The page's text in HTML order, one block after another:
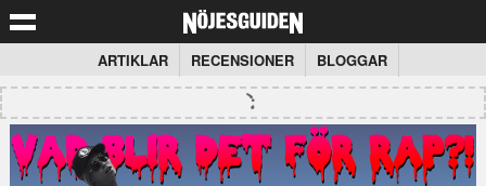
ARTIKLAR RECENSIONER BLOGGAR